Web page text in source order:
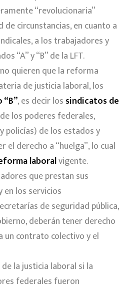
“revolucionaria”
circunstancias, en cuanto a
a los trabajadores y
“A” y “B” de la LFT.
quieren que la reforma
de justicia laboral, los
, es decir los sindicatos de
los poderes federales,
policías) de los estados y
el derecho a “huelga”, lo cual
laboralvigente.
que prestan sus
en los servicios
de seguridad pública,
deberán tener derecho
un contrato colectivo y el
la justicia laboral si la
federales fueron